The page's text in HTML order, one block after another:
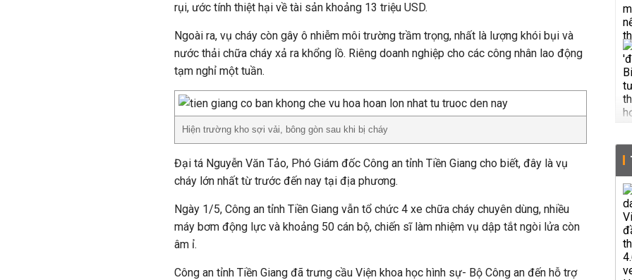
rụi, ước tính thiệt hại về tài sản khoảng 13 triệu USD.
Ngoài ra, vụ cháy còn gây ô nhiễm môi trường trầm trọng, nhất là lượng khói bụi và
nước thải chữa cháy xả ra khổng lồ. Riêng doanh nghiệp cho các công nhân lao động
tạm nghỉ một tuần.
Hiện trường kho sợi vải, bông gòn sau khi bị cháy
Đại tá Nguyễn Văn Tảo, Phó Giám đốc Công an tỉnh Tiền Giang cho biết, đây là vụ
cháy lớn nhất từ trước đến nay tại địa phương.
Ngày 1/5, Công an tỉnh Tiền Giang vẫn tổ chức 4 xe chữa cháy chuyên dùng, nhiều
máy bơm động lực và khoảng 50 cán bộ, chiến sĩ làm nhiệm vụ dập tắt ngòi lửa còn
âm ỉ.
Công an tỉnh Tiền Giang đã trưng cầu Viện khoa học hình sự- Bộ Công an đến hỗ trợ